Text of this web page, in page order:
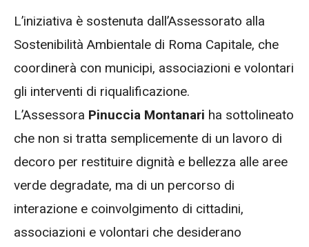
L’iniziativa è sostenuta dall’Assessorato alla
Sostenibilità Ambientale di Roma Capitale, che
coordinerà con municipi, associazioni e volontari
gli interventi di riqualificazione.
L’Assessora Pinuccia Montanari ha sottolineato
che non si tratta semplicemente di un lavoro di
decoro per restituire dignità e bellezza alle aree
verde degradate, ma di un percorso di
interazione e coinvolgimento di cittadini,
associazioni e volontari che desiderano